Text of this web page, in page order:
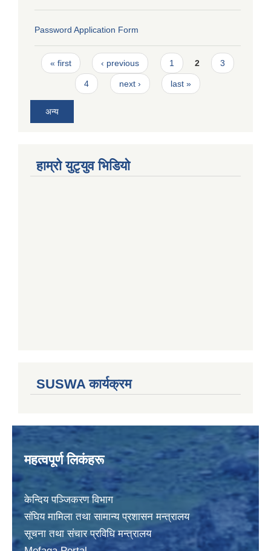
Password Application Form
Pages
« first ‹ previous 1 2 3
4 next › last »
अन्य
हाम्राे युटृयुव भिडियाे
SUSWA कार्यक्रम
महत्वपूर्ण लिकंहरू
केन्दिय पञ्जिकरण विभाग
संघिय मामिला तथा सामान्य प्रशासन मन्त्रालय
सूचना तथा संचार प्रविधि मन्त्रालय